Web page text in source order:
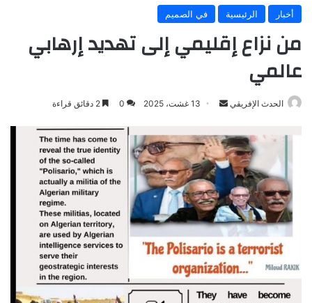
أخبار الرئيسية في الصميم
من نزاع إقليمي إلى تهديد إرهابي
عالمي
الحدث الإفريقي
Send
email
13 غشت، 2025 0